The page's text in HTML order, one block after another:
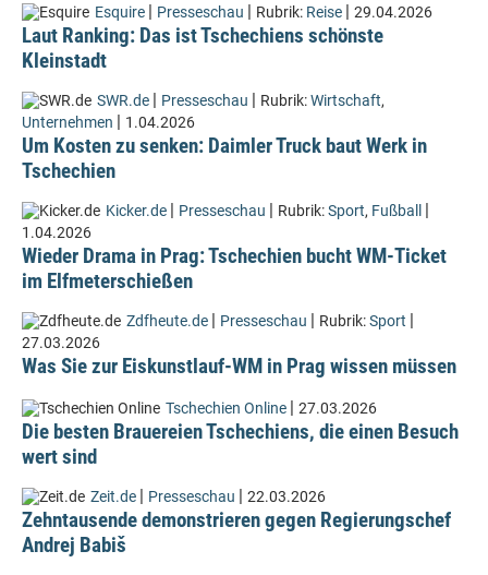
Esquire | Presseschau | Rubrik: Reise | 29.04.2026
Laut Ranking: Das ist Tschechiens schönste
Kleinstadt
SWR.de | Presseschau | Rubrik:Wirtschaft,
Unternehmen | 1.04.2026
Um Kosten zu senken: Daimler Truck baut Werk in
Tschechien
Kicker.de | Presseschau | Rubrik:Sport, Fußball |
1.04.2026
Wieder Drama in Prag: Tschechien bucht WM-Ticket
im Elfmeterschießen
Zdfheute.de | Presseschau | Rubrik:Sport |
27.03.2026
Was Sie zur Eiskunstlauf-WM in Prag wissen müssen
Tschechien Online | 27.03.2026
Die besten Brauereien Tschechiens, die einen Besuch
wert sind
Zeit.de | Presseschau | 22.03.2026
Zehntausende demonstrieren gegen Regierungschef
Andrej Babiš